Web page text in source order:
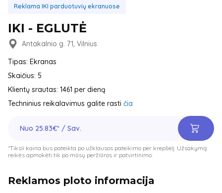
Reklama IKI parduotuvių ekranuose
IKI - EGLUTĖ
Antakalnio g. 71, Vilnius
Tipas: Ekranas
Skaičius: 5
Klientų srautas: 1461 per dieną
Techninius reikalavimus galite rasti čia
Nuo 25.83€* / Sav.
*Tiksli kaina bus pateikta po užklausos pateikimo per krepšelį. Užsakymą
reikės apmokėti tik po mūsų peržiūros ir patvirtinimo.
Reklamos ploto informacija